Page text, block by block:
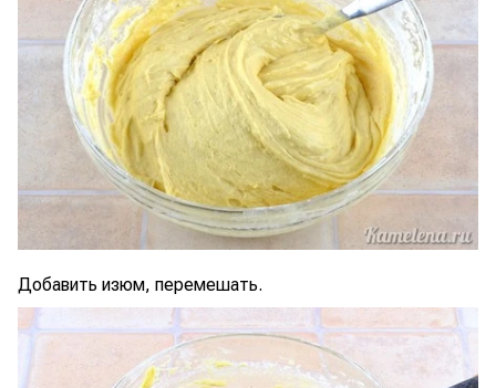
Добавить изюм, перемешать.